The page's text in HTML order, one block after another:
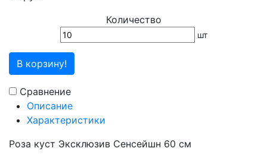
Количество
шт
В корзину!
Сравнение
Описание
Характеристики
Роза куст Эксклюзив Сенсейшн 60 см